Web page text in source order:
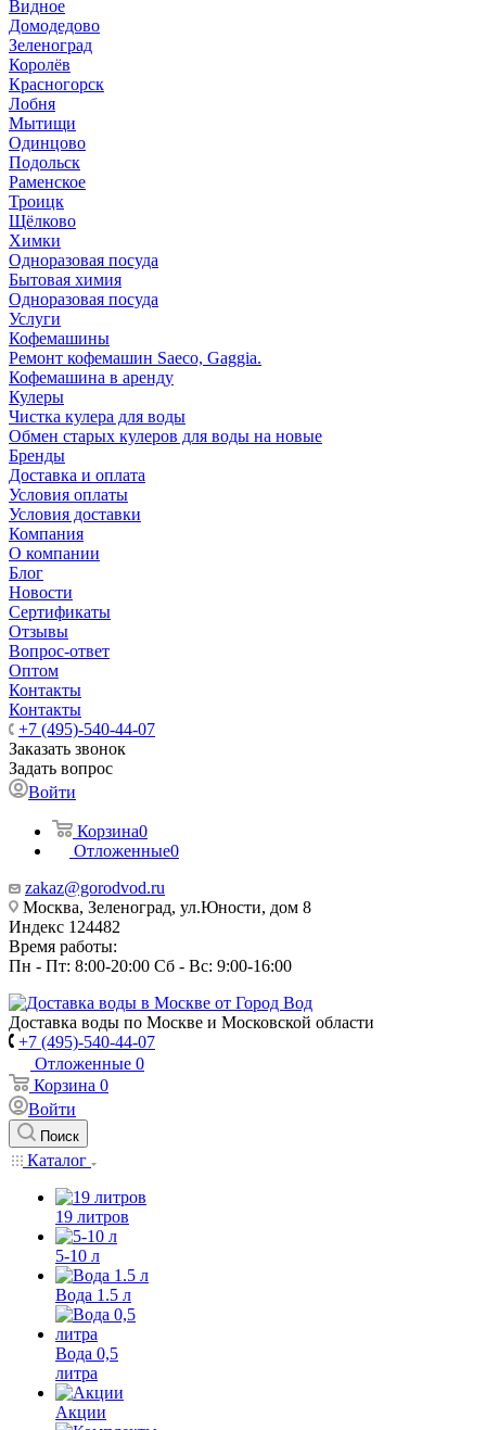
Видное
Домодедово
Зеленоград
Королёв
Красногорск
Лобня
Мытищи
Одинцово
Подольск
Раменское
Троицк
Щёлково
Химки
Одноразовая посуда
Бытовая химия
Одноразовая посуда
Услуги
Кофемашины
Ремонт кофемашин Saeco, Gaggia.
Кофемашина в аренду
Кулеры
Чистка кулера для воды
Обмен старых кулеров для воды на новые
Бренды
Доставка и оплата
Условия оплаты
Условия доставки
Компания
О компании
Блог
Новости
Сертификаты
Отзывы
Вопрос-ответ
Оптом
Контакты
Контакты
+7 (495)-540-44-07
Заказать звонок
Задать вопрос
Войти
Корзина0
Отложенные0
zakaz@gorodvod.ru
Москва, Зеленоград, ул.Юности, дом 8
Индекс 124482
Время работы:
Пн - Пт: 8:00-20:00 Сб - Вс: 9:00-16:00
Доставка воды по Москве и Московской области
+7 (495)-540-44-07
Отложенные 0
Корзина 0
Войти
Поиск
Каталог
19 литров
5-10 л
Вода 1.5 л
Вода 0,5
литра
Акции